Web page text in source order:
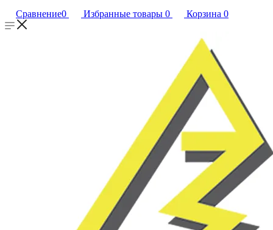
Сравнение0 Избранные товары 0 Корзина 0